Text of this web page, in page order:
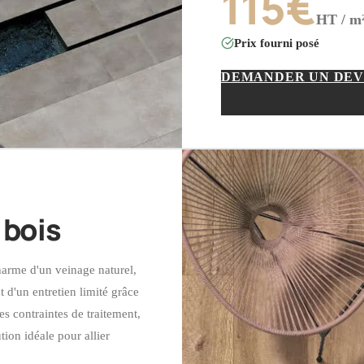
HT /
Prix fourni posé
DEMANDER UN
d'un veinage naturel,
d'un entretien limité grâce
contraintes de traitement,
idéale pour allier